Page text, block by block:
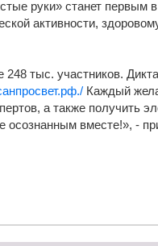
руки» станет первым
активности,
тыс. участников.
Каждый
а также получить
осознанным вместе!», -